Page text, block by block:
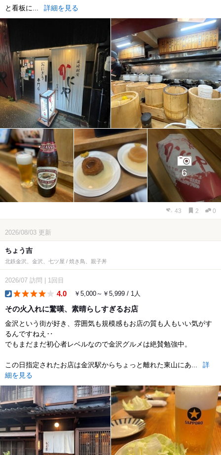
と看板に... 詳細を見る
6
43 2 0
2026/08/03 更新
ちょう吉
北鉄金沢、金沢、七ツ屋 / 焼き鳥、親子丼
2026/07 訪問 1回目
4.0 ￥5,000～￥5,999 / 1人
その火入れに驚嘆、素晴らしすぎるお店
金沢という街が好き、雰囲気も規模感もお店の質も人もいい気がす
るんですねえ‥
でもまだまだ初心者レベルなので金沢グルメは絶賛勉強中。
この日指定されたお店は金沢駅からちょっと離れた東山にあ...
詳
細を見る